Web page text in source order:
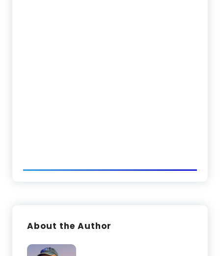
About the Author